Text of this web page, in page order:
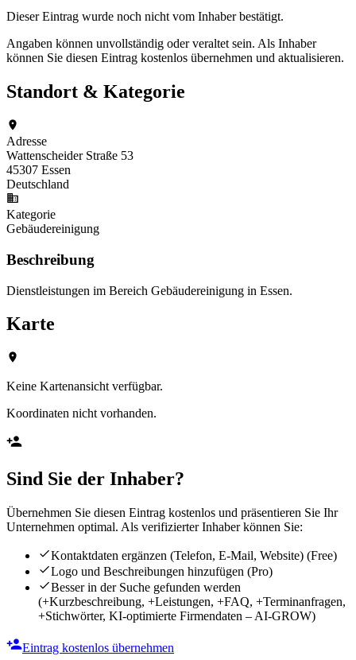
Dieser Eintrag wurde noch nicht vom Inhaber bestätigt.
Angaben können unvollständig oder veraltet sein. Als Inhaber
können Sie diesen Eintrag kostenlos übernehmen und aktualisieren.
Standort & Kategorie
Adresse
Wattenscheider Straße 53
45307 Essen
Deutschland
Kategorie
Gebäudereinigung
Beschreibung
Dienstleistungen im Bereich Gebäudereinigung in Essen.
Karte
Keine Kartenansicht verfügbar.
Koordinaten nicht vorhanden.
Sind Sie der Inhaber?
Übernehmen Sie diesen Eintrag kostenlos und präsentieren Sie Ihr
Unternehmen optimal. Als verifizierter Inhaber können Sie:
Kontaktdaten ergänzen (Telefon, E-Mail, Website) (Free)
Logo und Beschreibungen hinzufügen (Pro)
Besser in der Suche gefunden werden
(+Kurzbeschreibung, +Leistungen, +FAQ, +Terminanfragen,
+Stichwörter, KI-optimierte Firmendaten – AI-GROW)
Eintrag kostenlos übernehmen